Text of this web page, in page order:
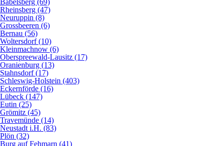
Babelsberg (69)
Rheinsberg (47)
Neuruppin (8)
Grossbeeren (6)
Bernau (56)
Woltersdorf (10)
Kleinmachnow (6)
Oberspreewald-Lausitz (17)
Oranienburg (13)
Stahnsdorf (17)
Schleswig-Holstein (403)
Eckernförde (16)
Lübeck (147)
Eutin (25)
Grömitz (45)
Travemünde (14)
Neustadt i.H. (83)
Plön (32)
Burg auf Fehmarn (41)